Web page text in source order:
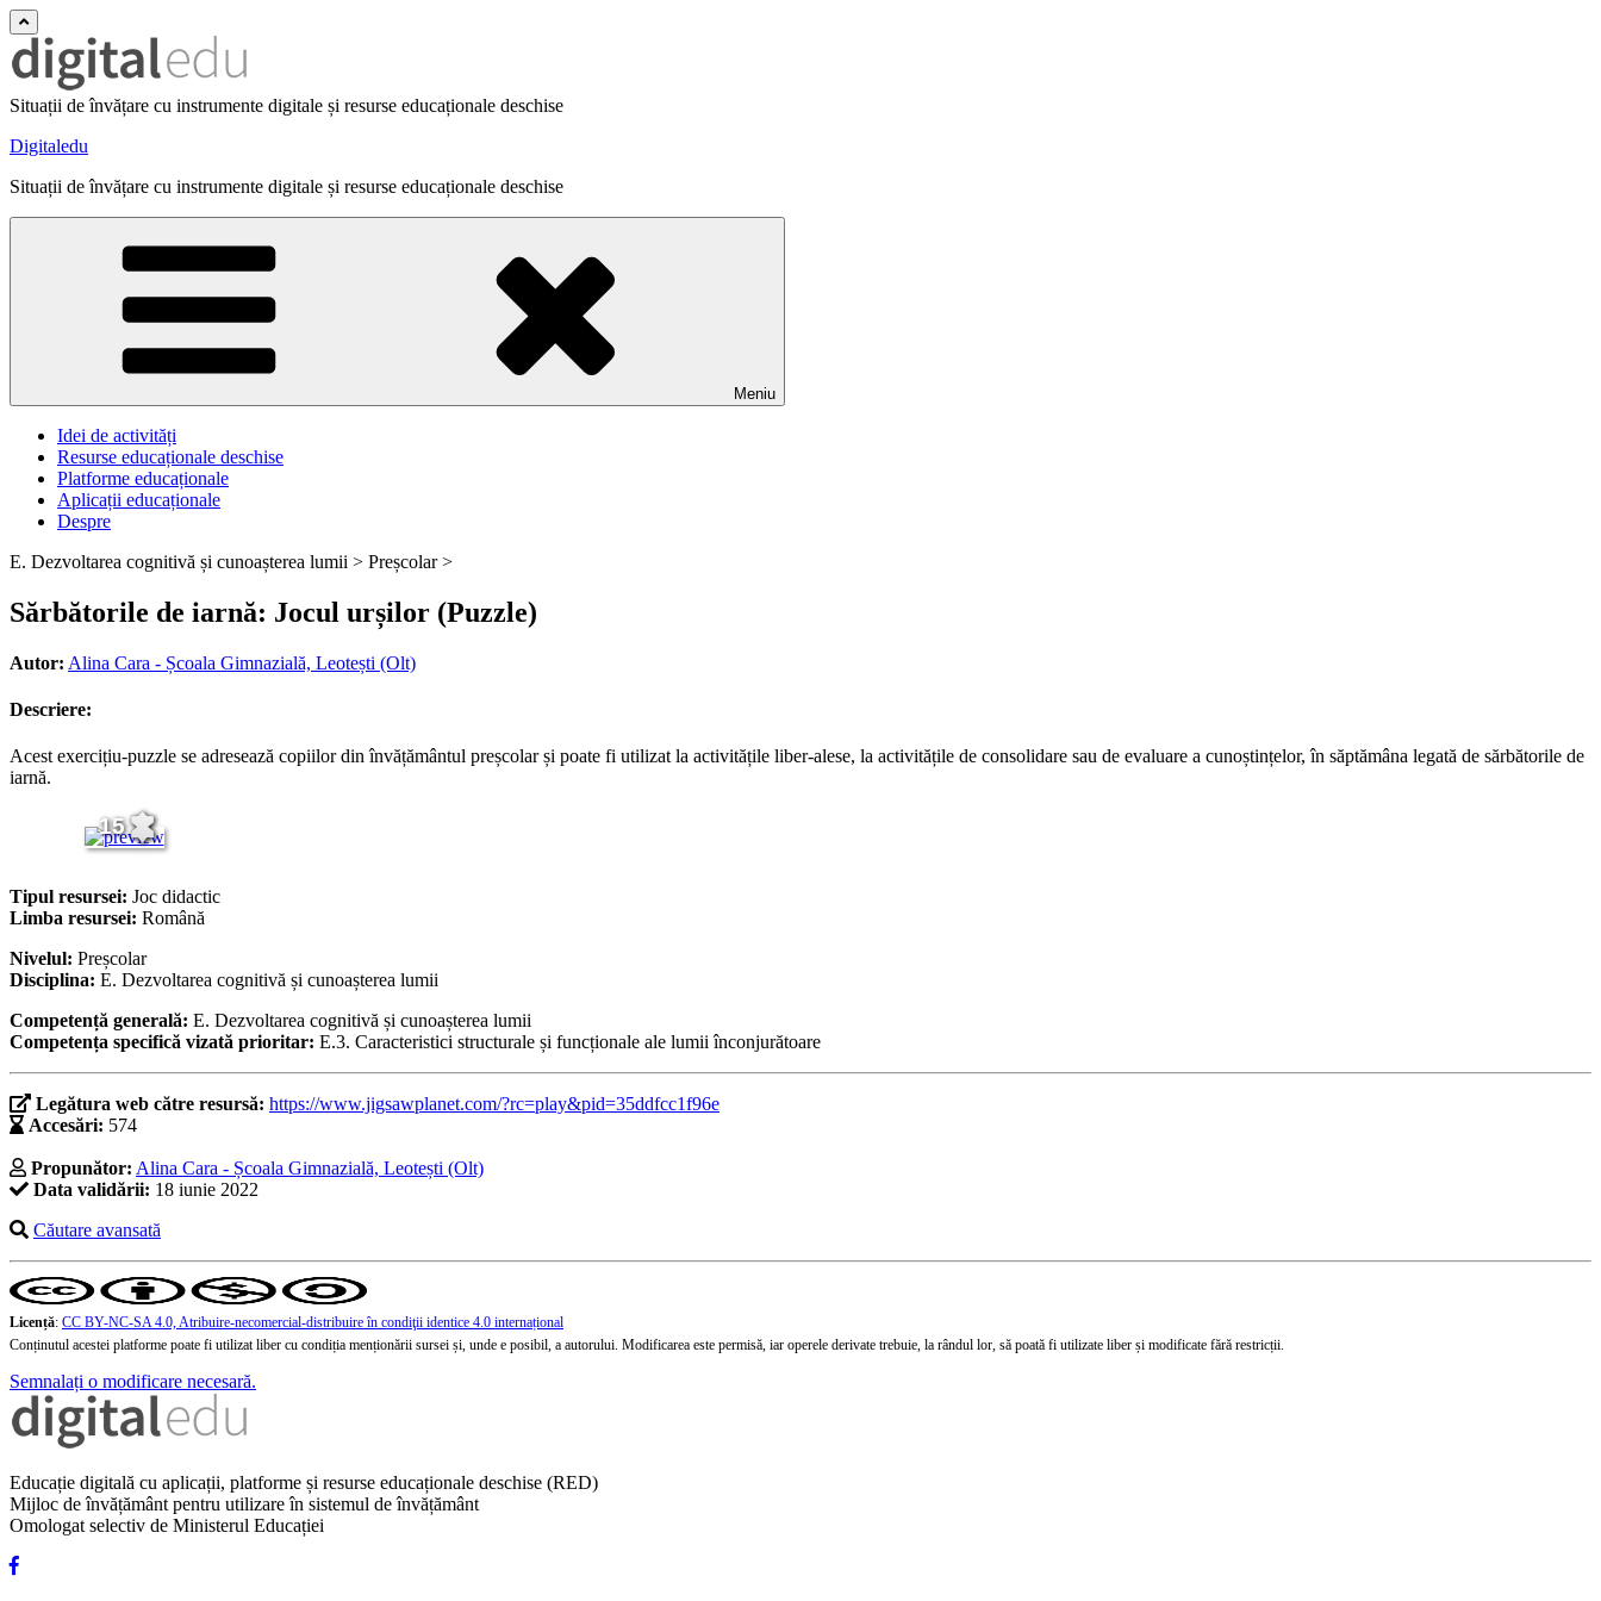
Situații de învățare cu instrumente digitale și resurse educaționale deschise
Digitaledu
Situații de învățare cu instrumente digitale și resurse educaționale deschise
Meniu
Idei de activități
Resurse educaționale deschise
Platforme educaționale
Aplicații educaționale
Despre
E. Dezvoltarea cognitivă și cunoașterea lumii > Preșcolar >
Sărbătorile de iarnă: Jocul urșilor (Puzzle)
Autor: Alina Cara - Școala Gimnazială, Leotești (Olt)
Descriere:
Acest exercițiu-puzzle se adresează copiilor din învățământul preșcolar și poate fi utilizat la activitățile liber-alese, la activitățile de consolidare sau de evaluare a cunoștințelor, în săptămâna legată de sărbătorile de
iarnă.
15
Tipul resursei: Joc didactic
Limba resursei: Română
Nivelul: Preșcolar
Disciplina: E. Dezvoltarea cognitivă și cunoașterea lumii
Competență generală: E. Dezvoltarea cognitivă și cunoașterea lumii
Competența specifică vizată prioritar: E.3. Caracteristici structurale și funcționale ale lumii înconjurătoare
Legătura web către resursă: https://www.jigsawplanet.com/?rc=play&pid=35ddfcc1f96e
Accesări: 574
Propunător: Alina Cara - Școala Gimnazială, Leotești (Olt)
Data validării: 18 iunie 2022
Căutare avansată
Licență: CC BY-NC-SA 4.0, Atribuire-necomercial-distribuire în condiţii identice 4.0 internațional
Conținutul acestei platforme poate fi utilizat liber cu condiția menționării sursei și, unde e posibil, a autorului. Modificarea este permisă, iar operele derivate trebuie, la rândul lor, să poată fi utilizate liber și modificate fără restricții.
Semnalați o modificare necesară.
Educație digitală cu aplicații, platforme și resurse educaționale deschise (RED)
Mijloc de învățământ pentru utilizare în sistemul de învățământ
Omologat selectiv de Ministerul Educației